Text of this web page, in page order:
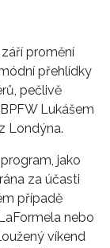
promění
přehlídky
pečlivě
Lukášem
Londýna.
jako
za účasti
případě
nebo
víkend